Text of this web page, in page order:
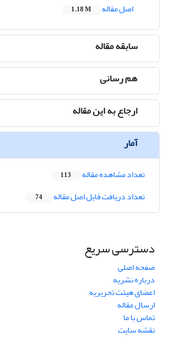
اصل مقاله
1.18 M
سابقه مقاله
هم رسانی
ارجاع به این مقاله
آمار
تعداد مشاهده مقاله 113
تعداد دریافت فایل اصل مقاله 74
دسترسی سریع
صفحه اصلی
درباره نشریه
اعضای هیئت تحریریه
ارسال مقاله
تماس با ما
نقشه سایت